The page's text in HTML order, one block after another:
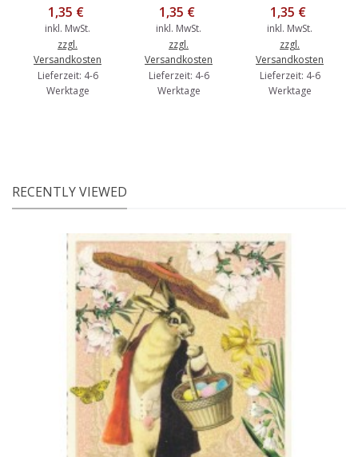
1,35 €
inkl. MwSt.
zzgl.
Versandkosten
Lieferzeit: 4-6
Werktage
1,35 €
inkl. MwSt.
zzgl.
Versandkosten
Lieferzeit: 4-6
Werktage
1,35 €
inkl. MwSt.
zzgl.
Versandkosten
Lieferzeit: 4-6
Werktage
RECENTLY VIEWED